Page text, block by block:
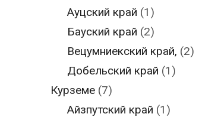
Ауцский край (1)
Бауский край (2)
Вецумниекский край, (2)
Добельский край (1)
Курземе(7)
Айзпутский край (1)